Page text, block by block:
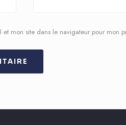
et mon site dans le navigateur pour mon